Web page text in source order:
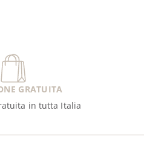
GRATUITA
in tutta Italia